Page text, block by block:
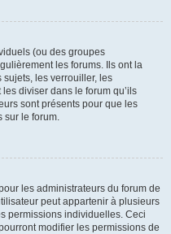
(ou des groupes
les forums. Ils ont la
les verrouiller, les
diviser dans le forum qu’ils
sont présents pour que les
sur le forum.
les administrateurs du forum de
peut appartenir à plusieurs
permissions individuelles. Ceci
modifier les permissions de